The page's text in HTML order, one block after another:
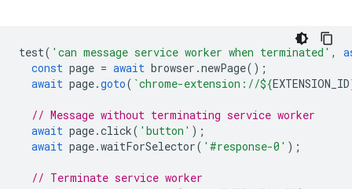
test( 'can message service worker when terminated' ,
const page = await browser .newPage();
await page.goto( `chrome-extension://${EXTENSION_ID
// Message without terminating service worker
await page.click( 'button' );
await page.waitForSelector( '#response-0' );
// Terminate service worker